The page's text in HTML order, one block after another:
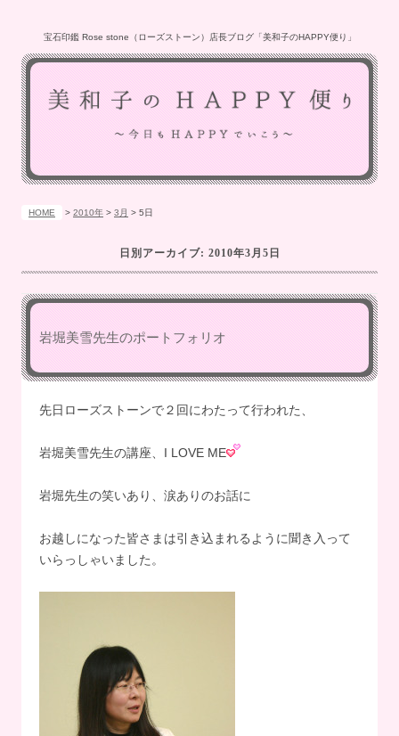
宝石印鑑 Rose stone（ローズストーン）店長ブログ「美和子のHAPPY便り」
HOME > 2010年 > 3月 > 5日
日別アーカイブ: 2010年3月5日
岩堀美雪先生のポートフォリオ
先日ローズストーンで２回にわたって行われた、
岩堀美雪先生の講座、I LOVE ME
岩堀先生の笑いあり、涙ありのお話に
お越しになった皆さまは引き込まれるように聞き入って
いらっしゃいました。